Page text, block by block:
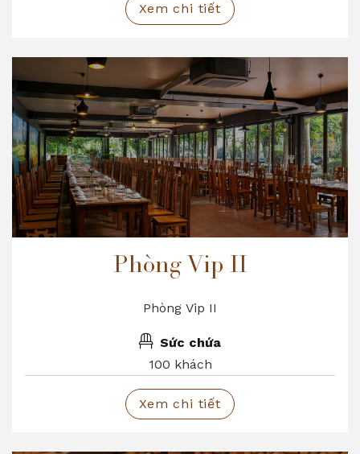
Xem chi tiết
Phòng Vip II
Phòng Vip II
Sức chứa
100 khách
Xem chi tiết